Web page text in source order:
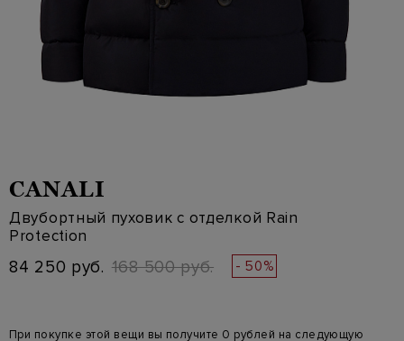
CANALI
Двубортный пуховик с отделкой Rain
Protection
84 250 руб. 168 500 руб. - 50%
При покупке этой вещи вы получите 0 рублей на следующую